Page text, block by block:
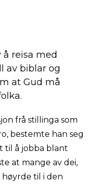
å reisa med
av biblar og
at Gud må
frå stillinga som
bestemte han seg
til å jobba blant
at mange av dei,
høyrde til i den